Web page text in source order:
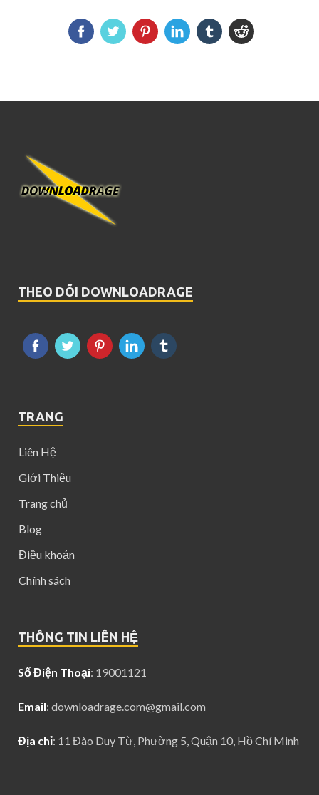
THEO DÕI DOWNLOADRAGE
TRANG
Liên Hệ
Giới Thiệu
Trang chủ
Blog
Điều khoản
Chính sách
THÔNG TIN LIÊN HỆ
Số Điện Thoại: 19001121
Email: downloadrage.com@gmail.com
Địa chỉ: 11 Đào Duy Từ, Phường 5, Quận 10, Hồ Chí Minh